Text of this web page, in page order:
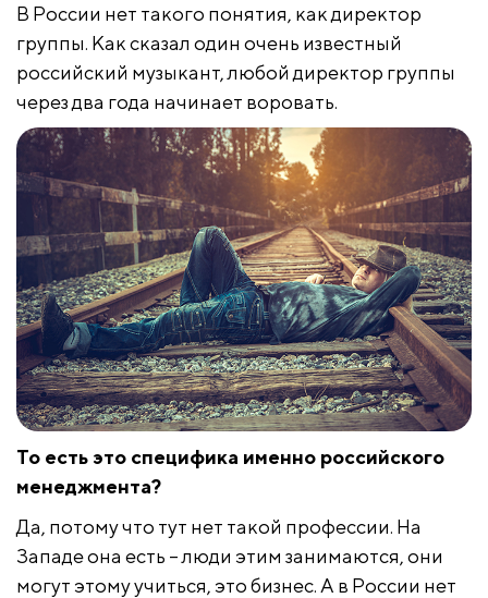
В России нет такого понятия, как директор
группы. Как сказал один очень известный
российский музыкант, любой директор группы
через два года начинает воровать.
То есть это специфика именно российского
менеджмента?
Да, потому что тут нет такой профессии. На
Западе она есть – люди этим занимаются, они
могут этому учиться, это бизнес. А в России нет